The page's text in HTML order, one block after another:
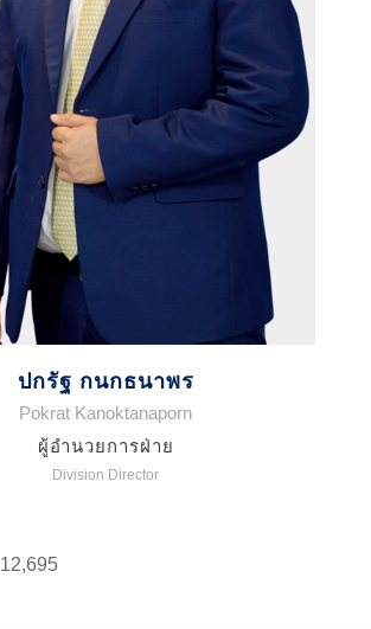
ปกรัฐ กนกธนาพร
Pokrat Kanoktanaporn
ผู้อำนวยการฝ่าย
Division Director
12,695